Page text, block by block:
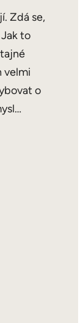
Zdá se,
to
velmi
o